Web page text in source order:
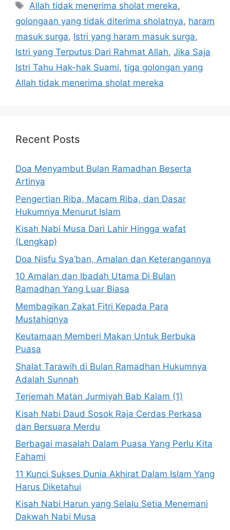
Tags
Allah tidak menerima sholat mereka,
golongaan yang tidak diterima sholatnya, haram
masuk surga, Istri yang haram masuk surga,
Istri yang Terputus Dari Rahmat Allah, Jika Saja
Istri Tahu Hak-hak Suami, tiga golongan yang
Allah tidak menerima sholat mereka
Recent Posts
Doa Menyambut Bulan Ramadhan Beserta
Artinya
Pengertian Riba, Macam Riba, dan Dasar
Hukumnya Menurut Islam
Kisah Nabi Musa Dari Lahir Hingga wafat
(Lengkap)
Doa Nisfu Sya’ban, Amalan dan Keterangannya
10 Amalan dan Ibadah Utama Di Bulan
Ramadhan Yang Luar Biasa
Membagikan Zakat Fitri Kepada Para
Mustahiqnya
Keutamaan Memberi Makan Untuk Berbuka
Puasa
Shalat Tarawih di Bulan Ramadhan Hukumnya
Adalah Sunnah
Terjemah Matan Jurmiyah Bab Kalam (1)
Kisah Nabi Daud Sosok Raja Cerdas Perkasa
dan Bersuara Merdu
Berbagai masalah Dalam Puasa Yang Perlu Kita
Fahami
11 Kunci Sukses Dunia Akhirat Dalam Islam Yang
Harus Diketahui
Kisah Nabi Harun yang Selalu Setia Menemani
Dakwah Nabi Musa